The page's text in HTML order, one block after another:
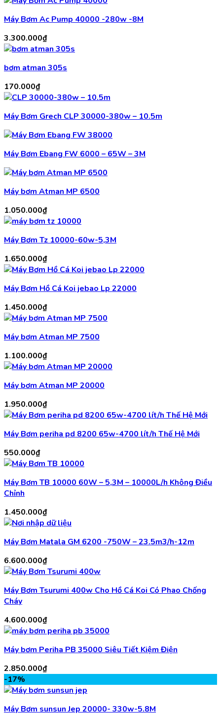
Máy Bơm Ac Pump 40000 -280w -8M
3.300.000₫
bơm atman 305s
170.000₫
Máy Bơm Grech CLP 30000-380w – 10.5m
Máy Bơm Ebang FW 6000 – 65W – 3M
Máy bơm Atman MP 6500
1.050.000₫
Máy Bơm Tz 10000-60w-5,3M
1.650.000₫
Máy Bơm Hồ Cá Koi jebao Lp 22000
1.450.000₫
Máy bơm Atman MP 7500
1.100.000₫
Máy bơm Atman MP 20000
1.950.000₫
Máy Bơm periha pd 8200 65w-4700 lít/h Thế Hệ Mới
550.000₫
Máy Bơm TB 10000 60W – 5,3M – 10000L/h Không Điều
Chỉnh
1.450.000₫
Máy Bơm Matala GM 6200 -750W – 23.5m3/h-12m
6.600.000₫
Máy Bơm Tsurumi 400w Cho Hồ Cá Koi Có Phao Chống
Cháy
4.600.000₫
Máy bơm Periha PB 35000 Siêu Tiết Kiệm Điện
2.850.000₫
-17%
Máy Bơm sunsun Jep 20000- 330w-5.8M